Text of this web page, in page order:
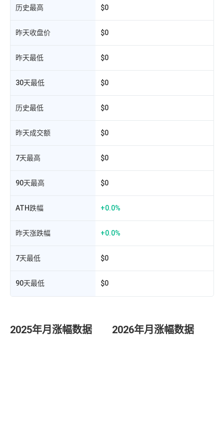
历史最高 $0
昨天收盘价 $0
昨天最低 $0
30天最低 $0
历史最低 $0
昨天成交额 $0
7天最高 $0
90天最高 $0
ATH跌幅 +0.0%
昨天涨跌幅 +0.0%
7天最低 $0
90天最低 $0
2025年月涨幅数据 2026年月涨幅数据